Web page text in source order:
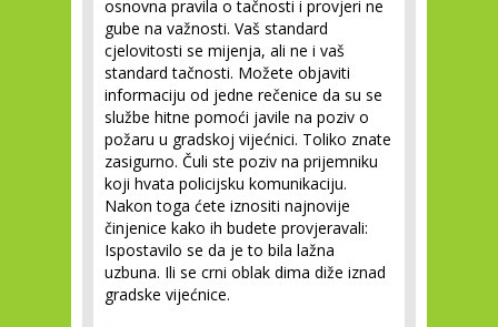
osnovna pravila o tačnosti i provjeri ne
gube na važnosti. Vaš standard
cjelovitosti se mijenja, ali ne i vaš
standard tačnosti. Možete objaviti
informaciju od jedne rečenice da su se
službe hitne pomoći javile na poziv o
požaru u gradskoj vijećnici. Toliko znate
zasigurno. Čuli ste poziv na prijemniku
koji hvata policijsku komunikaciju.
Nakon toga ćete iznositi najnovije
činjenice kako ih budete provjeravali:
Ispostavilo se da je to bila lažna
uzbuna. Ili se crni oblak dima diže iznad
gradske vijećnice.